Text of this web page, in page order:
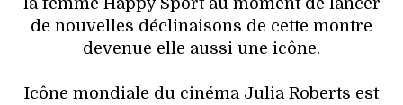
DÉCO
VOYAGES & LOISIRS
de nouvelles déclinaisons de cette montre
devenue elle aussi une icône.
Icône mondiale du cinéma Julia Roberts est